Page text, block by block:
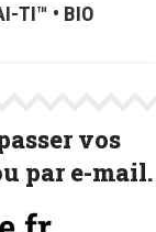
TI™ • BIO
vos
par e-mail.